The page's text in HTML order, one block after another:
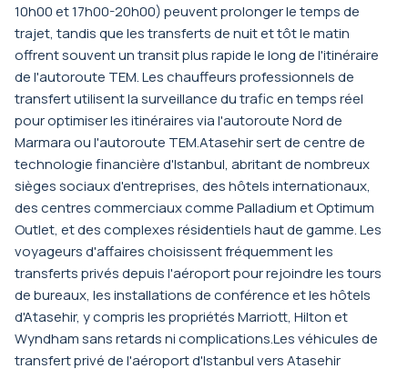
10h00 et 17h00-20h00) peuvent prolonger le temps de
trajet, tandis que les transferts de nuit et tôt le matin
offrent souvent un transit plus rapide le long de l'itinéraire
de l'autoroute TEM. Les chauffeurs professionnels de
transfert utilisent la surveillance du trafic en temps réel
pour optimiser les itinéraires via l'autoroute Nord de
Marmara ou l'autoroute TEM.Atasehir sert de centre de
technologie financière d'Istanbul, abritant de nombreux
sièges sociaux d'entreprises, des hôtels internationaux,
des centres commerciaux comme Palladium et Optimum
Outlet, et des complexes résidentiels haut de gamme. Les
voyageurs d'affaires choisissent fréquemment les
transferts privés depuis l'aéroport pour rejoindre les tours
de bureaux, les installations de conférence et les hôtels
d'Atasehir, y compris les propriétés Marriott, Hilton et
Wyndham sans retards ni complications.Les véhicules de
transfert privé de l'aéroport d'Istanbul vers Atasehir